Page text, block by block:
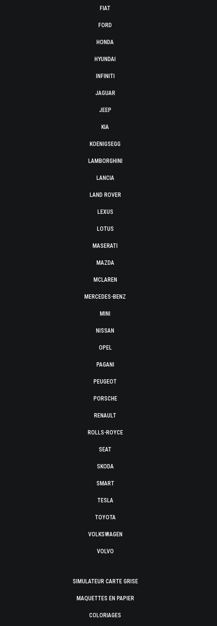
FIAT
FORD
HONDA
HYUNDAI
INFINITI
JAGUAR
JEEP
KIA
KOENIGSEGG
LAMBORGHINI
LANCIA
LAND ROVER
LEXUS
LOTUS
MASERATI
MAZDA
MCLAREN
MERCEDES-BENZ
MINI
NISSAN
OPEL
PAGANI
PEUGEOT
PORSCHE
RENAULT
ROLLS-ROYCE
SEAT
SKODA
SMART
TESLA
TOYOTA
VOLKSWAGEN
VOLVO
SIMULATEUR CARTE GRISE
MAQUETTES EN PAPIER
COLORIAGES